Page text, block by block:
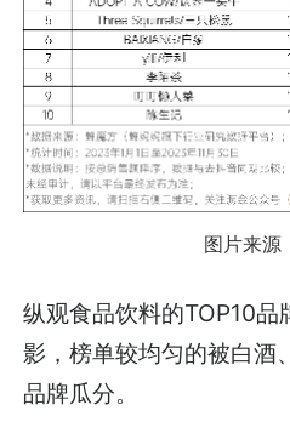
图片来源
纵观食品饮料的TOP10品
影，榜单较均匀的被白酒
品牌瓜分。